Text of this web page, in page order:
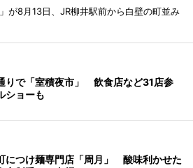
が8月13日、JR柳井駅前から白壁の町並み
りで「室積夜市」 飲食店など31店参
ショーも
につけ麺専門店「周月」 酸味利かせた